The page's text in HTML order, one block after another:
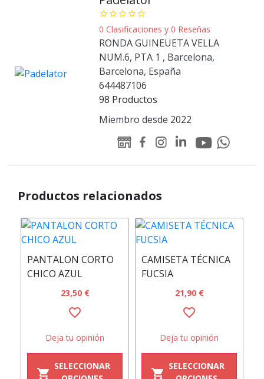
star_borderstar_borderstar_borderstar_borderstar_border
0 Clasificaciones y 0 Reseñas
RONDA GUINEUETA VELLA
NUM.6, PTA 1 , Barcelona,
Barcelona, España
644487106
98 Productos
Miembro desde 2022
WEB
Facebook
Instagram
Linked-
Padelator
Youtube
Padelator
Whatsapp
Productos relacionados
PANTALON CORTO
CHICO AZUL
23,50 €
favorite_border
Deja tu opinión
shopping_cart
SELECCIONAR
CAMISETA TÉCNICA
FUCSIA
21,90 €
favorite_border
Deja tu opinión
shopping_cart
SELECCIONAR